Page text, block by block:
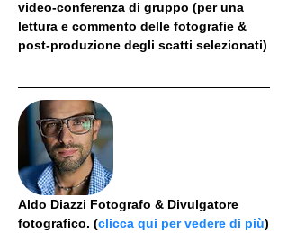
video-conferenza di gruppo (per una
lettura e commento delle fotografie &
post-produzione degli scatti selezionati)
Aldo Diazzi Fotografo & Divulgatore
fotografico. (clicca qui per vedere di più)